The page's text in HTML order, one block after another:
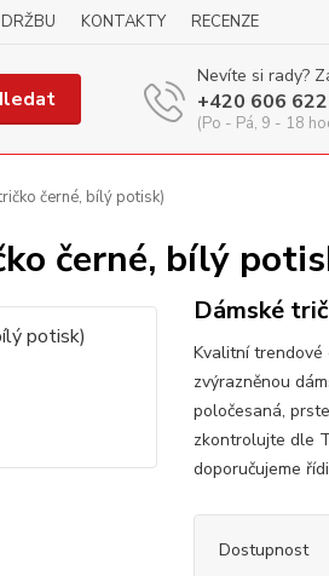
KONTAKTY RECENZE
Nevíte si rady?
+420 606
(Po - Pá, 9 - 18
černé, bílý potisk)
černé, bílý
Dámské
Kvalitní trendové
zvýrazněnou
poločesaná,
zkontrolujte dle
doporučujeme
Dostupnost